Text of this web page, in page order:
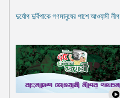
দুর্যোগ দুর্বিপাকে গণমানুষের পাশে আওযা়মী লীগ